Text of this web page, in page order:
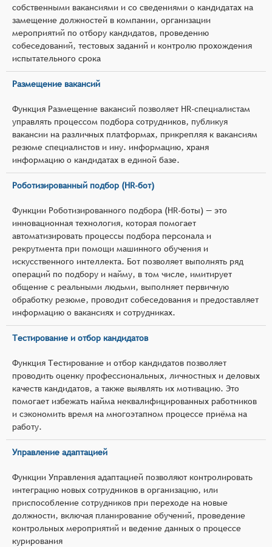
собственными вакансиями и со сведениями о кандидатах на
замещение должностей в компании, организации
мероприятий по отбору кандидатов, проведению
собеседований, тестовых заданий и контролю прохождения
испытательного срока
Размещение вакансий
Функция Размещение вакансий позволяет HR-специалистам
управлять процессом подбора сотрудников, публикуя
вакансии на различных платформах, прикрепляя к вакансиям
резюме специалистов и ину. информацию, храня
информацию о кандидатах в единой базе.
Роботизированный подбор (HR-бот)
Функции Роботизированного подбора (HR-боты) — это
инновационная технология, которая помогает
автоматизировать процессы подбора персонала и
рекрутмента при помощи машинного обучения и
искусственного интеллекта. Бот позволяет выполнять ряд
операций по подбору и найму, в том числе, имитирует
общение с реальными людьми, выполняет первичную
обработку резюме, проводит собеседования и предоставляет
информацию о вакансиях и сотрудниках.
Тестирование и отбор кандидатов
Функция Тестирование и отбор кандидатов позволяет
проводить оценку профессиональных, личностных и деловых
качеств кандидатов, а также выявлять их мотивацию. Это
помогает избежать найма неквалифицированных работников
и сэкономить время на многоэтапном процессе приёма на
работу.
Управление адаптацией
Функции Управления адаптацией позволяют контролировать
интеграцию новых сотрудников в организацию, или
приспособление сотрудников при переходе на новые
должности, включая планирование обучений, проведение
контрольных мероприятий и ведение данных о процессе
курирования